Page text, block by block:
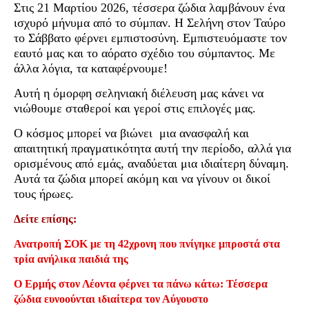
Στις 21 Μαρτίου 2026, τέσσερα ζώδια λαμβάνουν ένα
ισχυρό μήνυμα από το σύμπαν. Η Σελήνη στον Ταύρο
το Σάββατο φέρνει εμπιστοσύνη. Εμπιστευόμαστε τον
εαυτό μας και το αόρατο σχέδιο του σύμπαντος. Με
άλλα λόγια, τα καταφέρνουμε!
Αυτή η όμορφη σεληνιακή διέλευση μας κάνει να
νιώθουμε σταθεροί και γεροί στις επιλογές μας.
Ο κόσμος μπορεί να βιώνει μια ανασφαλή και
απαιτητική πραγματικότητα αυτή την περίοδο, αλλά για
ορισμένους από εμάς, αναδύεται μια ιδιαίτερη δύναμη.
Αυτά τα ζώδια μπορεί ακόμη και να γίνουν οι δικοί
τους ήρωες.
Δείτε επίσης:
Ανατροπή ΣΟΚ με τη 42χρονη που πνίγηκε μπροστά στα
τρία ανήλικα παιδιά της
Ο Ερμής στον Λέοντα φέρνει τα πάνω κάτω: Τέσσερα
ζώδια ευνοούνται ιδιαίτερα τον Αύγουστο